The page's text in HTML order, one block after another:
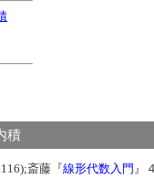
内積
斎藤『線形代数入門 』